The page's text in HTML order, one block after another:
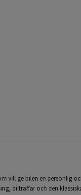
vill ge bilen en personlig
bilträffar och den